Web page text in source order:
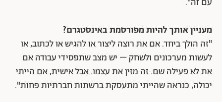
מעניין אותך להיות מפורסמת באינסטגרם?
"זה הולך ביחד. אם את רוצה ליצור או להגיש או לכתוב, או
לעשות מערכונים ולשחק – יש מצב שתפסידי עבודה אם
את לא פעילה שם. זה מזין את עצמו. אבל אישית, אם הייתי
יכולה, כנראה שהייתי מתעסקת ברשתות חברתיות פחות".